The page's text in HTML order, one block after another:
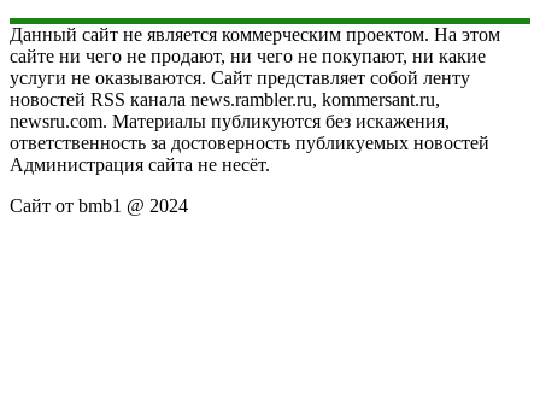
Данный сайт не является коммерческим проектом. На этом
сайте ни чего не продают, ни чего не покупают, ни какие
услуги не оказываются. Сайт представляет собой ленту
новостей RSS канала news.rambler.ru, kommersant.ru,
newsru.com. Материалы публикуются без искажения,
ответственность за достоверность публикуемых новостей
Администрация сайта не несёт.
Сайт от bmb1 @ 2024